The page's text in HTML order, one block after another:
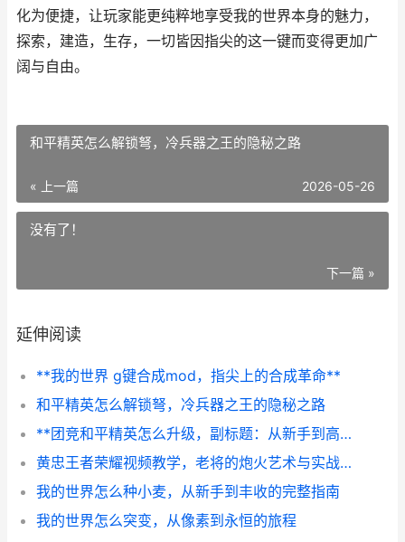
化为便捷，让玩家能更纯粹地享受我的世界本身的魅力，
探索，建造，生存，一切皆因指尖的这一键而变得更加广
阔与自由。
和平精英怎么解锁弩，冷兵器之王的隐秘之路
« 上一篇 2026-05-26
没有了！
下一篇 »
延伸阅读
**我的世界 g键合成mod，指尖上的合成革命**
和平精英怎么解锁弩，冷兵器之王的隐秘之路
**团竞和平精英怎么升级，副标题：从新手到高手的实战进阶之路**
黄忠王者荣耀视频教学，老将的炮火艺术与实战精髓
我的世界怎么种小麦，从新手到丰收的完整指南
我的世界怎么突变，从像素到永恒的旅程